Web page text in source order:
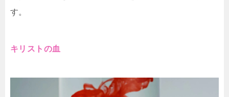
す。
キリストの血